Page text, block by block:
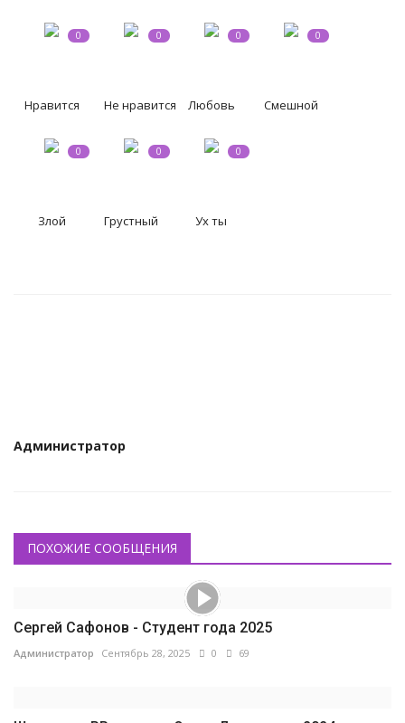
ИСТОРИЯ
Интересное
0
Нравится
0
Не нравится
0
Любовь
0
Смешной
0
Злой
0
Грустный
0
Ух ты
Администратор
ПОХОЖИЕ СООБЩЕНИЯ
Сергей Сафонов - Студент года 2025
Администратор Сентябрь 28, 2025 0 69